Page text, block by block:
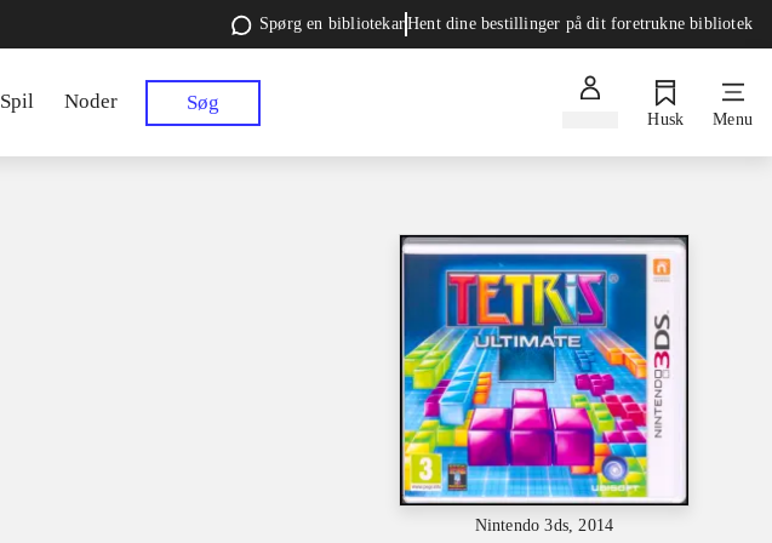
Spørg en bibliotekarHent dine bestillinger på dit foretrukne bibliotek
Spil Noder Søg
Husk Menu
Nintendo 3ds, 2014